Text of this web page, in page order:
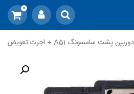
0
دوربین پشت سامسونگ A51 + اجرت تعویض